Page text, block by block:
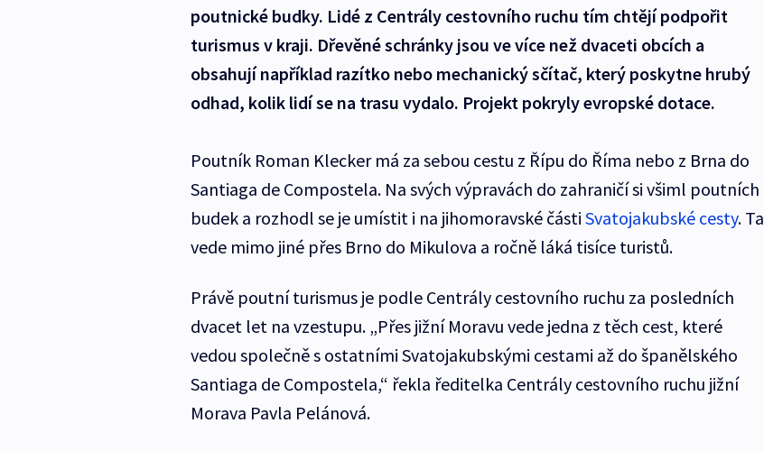
poutnické budky. Lidé z Centrály cestovního ruchu tím chtějí podpořit
turismus v kraji. Dřevěné schránky jsou ve více než dvaceti obcích a
obsahují například razítko nebo mechanický sčítač, který poskytne hrubý
odhad, kolik lidí se na trasu vydalo. Projekt pokryly evropské dotace.
Poutník Roman Klecker má za sebou cestu z Řípu do Říma nebo z Brna do
Santiaga de Compostela. Na svých výpravách do zahraničí si všiml poutních
budek a rozhodl se je umístit i na jihomoravské části Svatojakubské cesty. Ta
vede mimo jiné přes Brno do Mikulova a ročně láká tisíce turistů.
Právě poutní turismus je podle Centrály cestovního ruchu za posledních
dvacet let na vzestupu. „Přes jižní Moravu vede jedna z těch cest, které
vedou společně s ostatními Svatojakubskými cestami až do španělského
Santiaga de Compostela,“ řekla ředitelka Centrály cestovního ruchu jižní
Morava Pavla Pelánová.